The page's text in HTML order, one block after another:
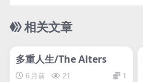
相关文章
网盘下载游戏
多重人生/The Alters
6 月前 21 1